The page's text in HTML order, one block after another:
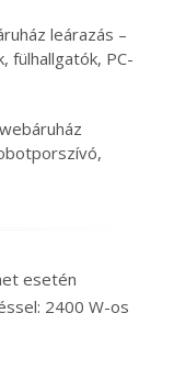
leárazás –
fülhallgatók, PC-
esetén
2400 W-os